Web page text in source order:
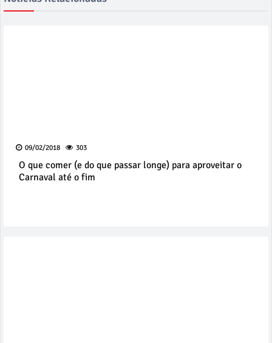
09/02/2018 303
O que comer (e do que passar longe) para aproveitar o
Carnaval até o fim